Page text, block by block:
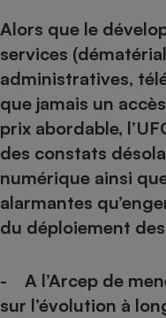
Alors que le
services
administratives,
que jamais un
prix abordable,
des constats
numérique ainsi
alarmantes
du déploiement
- A l’Arcep de
sur l’évolution à